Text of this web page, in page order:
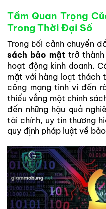
Tầm Quan Trọng
Trong Thời Đại Số
Trong bối cảnh chuyển
sách bảo mật trở
hoạt động kinh doanh.
mặt với hàng loạt thách
công mạng tinh vi đến
thiếu vắng một chính
đến những hậu quả
tài chính, uy tín thương
quy định pháp luật về